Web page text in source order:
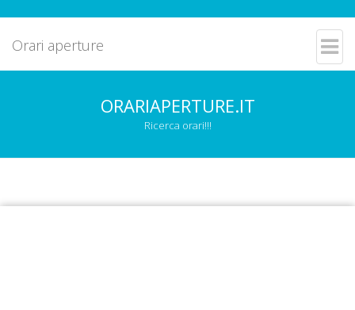
Orari aperture
ORARIAPERTURE.IT
Ricerca orari!!!